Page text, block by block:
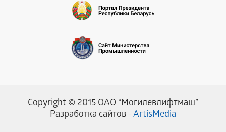
Разработка сайтов - ArtisMedia
Copyright © 2015 ОАО “Могилевлифтмаш”